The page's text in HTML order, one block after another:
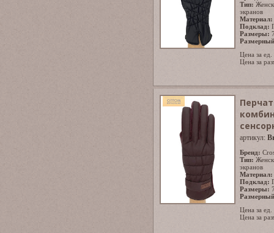
Тип:
экранов
Материал:
Подклад:
Размеры:
Цена за
Цена за
артикул:
Бренд:
Тип:
экранов
Материал:
Подклад:
Размеры:
Цена за
Цена за